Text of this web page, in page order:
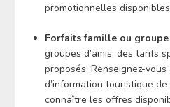
promotionnelles
Forfaits famille ou groupe
groupes d’amis, des tarifs
proposés. Renseignez-
d’information touristique
connaître les offres